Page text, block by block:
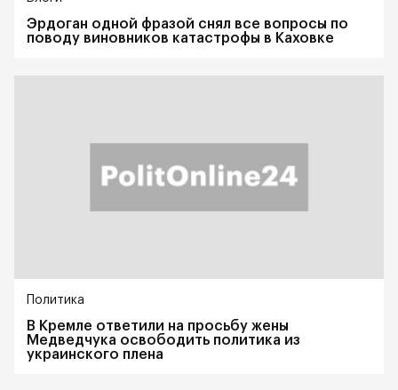
Эрдоган одной фразой снял все вопросы по
поводу виновников катастрофы в Каховке
Политика
В Кремле ответили на просьбу жены
Медведчука освободить политика из
украинского плена